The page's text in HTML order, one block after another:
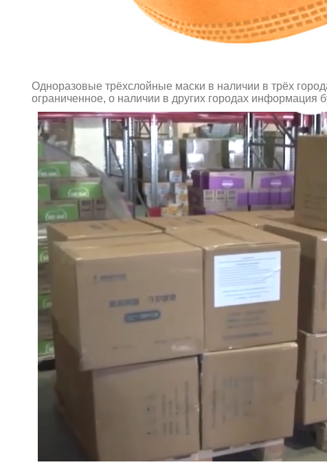
Одноразовые трёхслойные маски в наличии в трёх
ограниченное, о наличии в других городах информация